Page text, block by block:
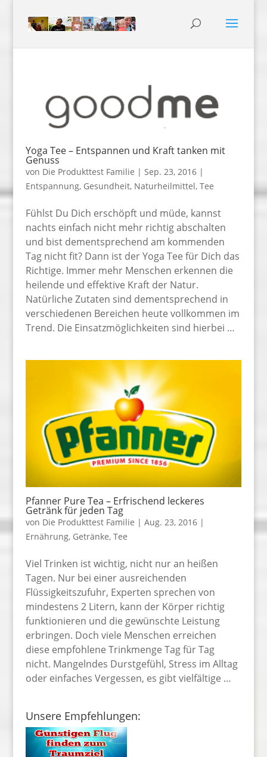
Yoga Tee – Entspannen und Kraft tanken mit
Genuss
von Die Produkttest Familie | Sep. 23, 2016|
Entspannung, Gesundheit, Naturheilmittel, Tee
Fühlst Du Dich erschöpft und müde, kannst
nachts einfach nicht mehr richtig abschalten
und bist dementsprechend am kommenden
Tag nicht fit? Dann ist der Yoga Tee für Dich das
Richtige. Immer mehr Menschen erkennen die
heilende und effektive Kraft der Natur.
Natürliche Zutaten sind dementsprechend in
verschiedenen Bereichen heute vollkommen im
Trend. Die Einsatzmöglichkeiten sind hierbei …
Pfanner Pure Tea – Erfrischend leckeres
Getränk für jeden Tag
von Die Produkttest Familie | Aug. 23, 2016|
Ernährung, Getränke, Tee
Viel Trinken ist wichtig, nicht nur an heißen
Tagen. Nur bei einer ausreichenden
Flüssigkeitszufuhr, Experten sprechen von
mindestens 2 Litern, kann der Körper richtig
funktionieren und die gewünschte Leistung
erbringen. Doch viele Menschen erreichen
diese empfohlene Trinkmenge Tag für Tag
nicht. Mangelndes Durstgefühl, Stress im Alltag
oder einfaches Vergessen, es gibt vielfältige …
Unsere Empfehlungen: